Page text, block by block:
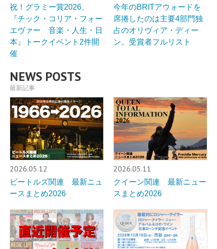
祝！グラミー賞2026、
『チック・コリア・フォー
エヴァー 音楽・人生・日
本』トークイベント2件開
催
今年のBRITアウォードを
席捲したのは主要4部門独
占のオリヴィア・ディー
ン。受賞者フルリスト
NEWS POSTS
最新記事
2026.05.12
ビートルズ関連 最新ニュ
ースまとめ2026
2026.05.11
クイーン関連 最新ニュー
スまとめ2026